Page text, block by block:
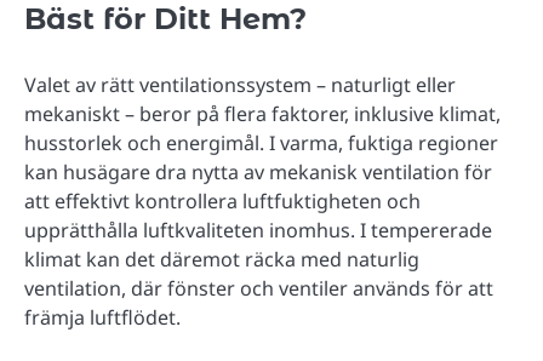
Bäst för Ditt Hem?
Valet av rätt ventilationssystem – naturligt eller
mekaniskt – beror på flera faktorer, inklusive klimat,
husstorlek och energimål. I varma, fuktiga regioner
kan husägare dra nytta av mekanisk ventilation för
att effektivt kontrollera luftfuktigheten och
upprätthålla luftkvaliteten inomhus. I tempererade
klimat kan det däremot räcka med naturlig
ventilation, där fönster och ventiler används för att
främja luftflödet.